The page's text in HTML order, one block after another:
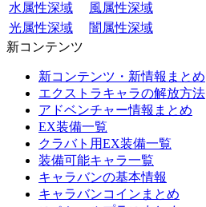
水属性深域
風属性深域
光属性深域
闇属性深域
新コンテンツ
新コンテンツ・新情報まとめ
エクストラキャラの解放方法
アドベンチャー情報まとめ
EX装備一覧
クラバト用EX装備一覧
装備可能キャラ一覧
キャラバンの基本情報
キャラバンコインまとめ